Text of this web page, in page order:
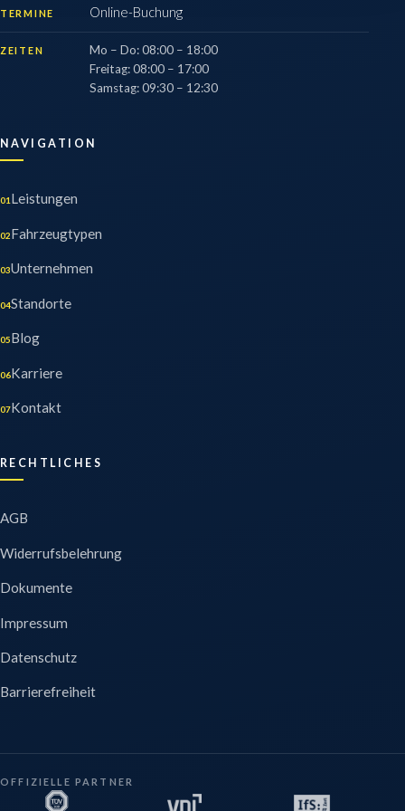
NAVIGATION
01 Leistungen
02Fahrzeugtypen
03Unternehmen
04Standorte
05Blog
06Karriere
07Kontakt
TERMINE Online-Buchung
ZEITEN Mo – Do:08:00 – 18:00
Freitag:08:00 – 17:00
Samstag:09:30 – 12:30
RECHTLICHES
AGB
Widerrufsbelehrung
Dokumente
Impressum
Datenschutz
Barrierefreiheit
OFFIZIELLE PARTNER